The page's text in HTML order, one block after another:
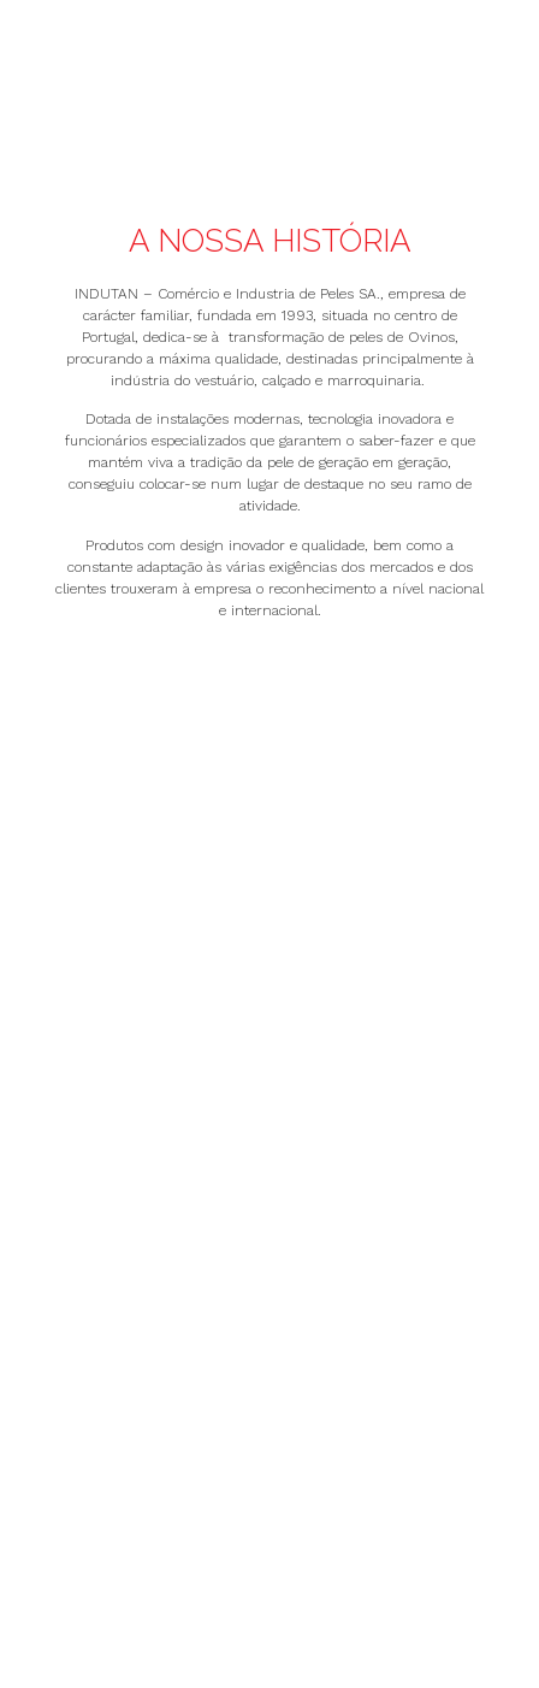
A NOSSA HISTÓRIA
INDUTAN – Comércio e Industria de Peles SA., empresa de
carácter familiar, fundada em 1993, situada no centro de
Portugal, dedica-se à transformação de peles de Ovinos,
procurando a máxima qualidade, destinadas principalmente à
indústria do vestuário, calçado e marroquinaria.
Dotada de instalações modernas, tecnologia inovadora e
funcionários especializados que garantem o saber-fazer e que
mantém viva a tradição da pele de geração em geração,
conseguiu colocar-se num lugar de destaque no seu ramo de
atividade.
Produtos com design inovador e qualidade, bem como a
constante adaptação às várias exigências dos mercados e dos
clientes trouxeram à empresa o reconhecimento a nível nacional
e internacional.